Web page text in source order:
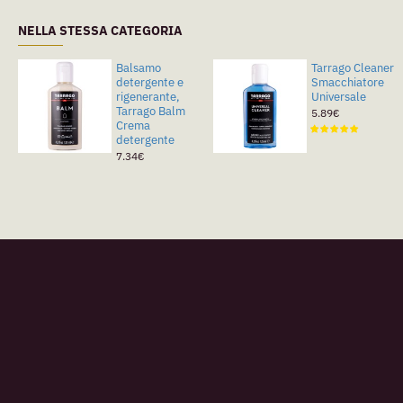
NELLA STESSA CATEGORIA
Balsamo
detergente e
rigenerante,
Tarrago Balm
Crema
detergente
7.34€
Tarrago Cleaner
Smacchiatore
Universale
5.89€